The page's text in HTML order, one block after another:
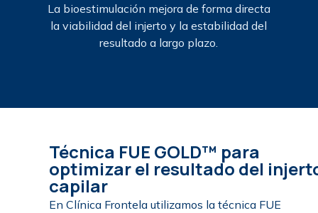
La bioestimulación mejora de forma directa
la viabilidad del injerto y la estabilidad del
resultado a largo plazo.
Técnica FUE GOLD™ para
optimizar el resultado del
capilar
En Clínica Frontela utilizamos la técnica FUE